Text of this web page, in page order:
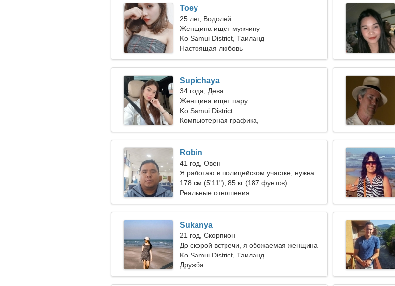
Toey
25 лет, Водолей
Женщина ищет мужчину
Ko Samui District, Таиланд
Настоящая любовь
Supichaya
34 года, Дева
Женщина ищет пару
Ko Samui District
Компьютерная графика,
Программирование
Robin
41 год, Овен
Я работаю в полицейском участке, нужна
горячая женщина
178 см (5'11"), 85 кг (187 фунтов)
Реальные отношения
Sukanya
21 год, Скорпион
До скорой встречи, я обожаемая женщина
Ko Samui District, Таиланд
Дружба